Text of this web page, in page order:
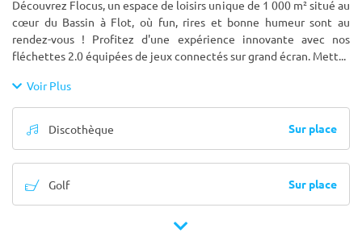
Découvrez Flocus, un espace de loisirs unique de 1 000 m² situé au
cœur du Bassin à Flot, où fun, rires et bonne humeur sont au
rendez-vous ! Profitez d'une expérience innovante avec nos
fléchettes 2.0 équipées de jeux connectés sur grand écran. Mett...
Voir Plus
Discothèque Sur place
Golf Sur place